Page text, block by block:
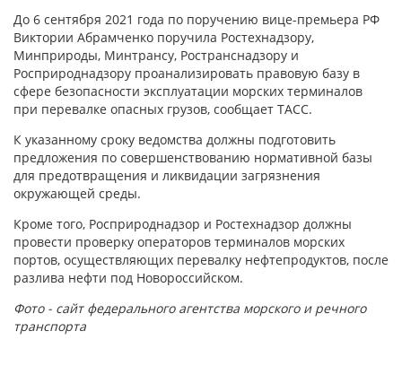
До 6 сентября 2021 года по поручению вице-премьера РФ
Виктории Абрамченко поручила Ростехнадзору,
Минприроды, Минтрансу, Ространснадзору и
Росприроднадзору проанализировать правовую базу в
сфере безопасности эксплуатации морских терминалов
при перевалке опасных грузов, сообщает ТАСС.
К указанному сроку ведомства должны подготовить
предложения по совершенствованию нормативной базы
для предотвращения и ликвидации загрязнения
окружающей среды.
Кроме того, Росприроднадзор и Ростехнадзор должны
провести проверку операторов терминалов морских
портов, осуществляющих перевалку нефтепродуктов, после
разлива нефти под Новороссийском.
Фото - сайт федерального агентства морского и речного
транспорта